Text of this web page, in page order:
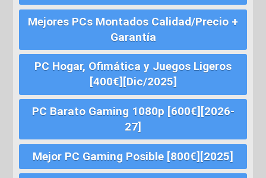
Mejores PCs Montados Calidad/Precio +
Garantía
PC Hogar, Ofimática y Juegos Ligeros
[400€][Dic/2025]
PC Barato Gaming 1080p [600€][2026-
27]
Mejor PC Gaming Posible [800€][2025]